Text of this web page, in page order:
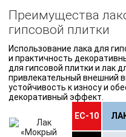
Преимущества
гипсовой плитки
Использование лака для
и практичность
для гипсовой плитки и лак
привлекательный внешний
устойчивость к износу и
декоративный эффект.
ЕС-10